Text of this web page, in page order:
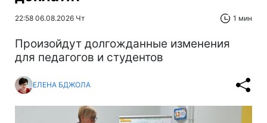
22:58 06.08.2026 Чт 1 мин
Произойдут долгожданные изменения
для педагогов и студентов
ЕЛЕНА БДЖОЛА